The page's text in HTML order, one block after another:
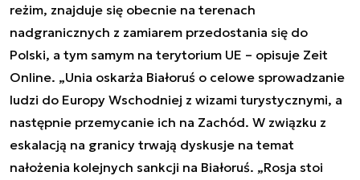
reżim, znajduje się obecnie na terenach
nadgranicznych z zamiarem przedostania się do
Polski, a tym samym na terytorium UE – opisuje Zeit
Online. „Unia oskarża Białoruś o celowe sprowadzanie
ludzi do Europy Wschodniej z wizami turystycznymi, a
następnie przemycanie ich na Zachód. W związku z
eskalacją na granicy trwają dyskusje na temat
nałożenia kolejnych sankcji na Białoruś. „Rosja stoi